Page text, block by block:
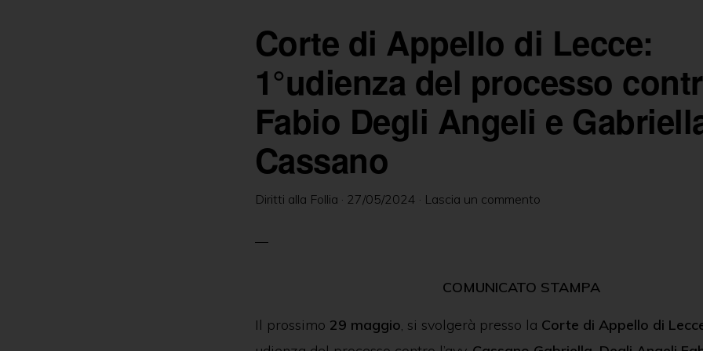
o
o
k
g
er
p
p
n
di
Corte di Appello di Lecce:
1°udienza del processo
Fabio Degli Angeli e
Cassano
Diritti alla Follia · 27/05/2024 · Lascia un commento
COMUNICATO STAMPA
Il prossimo 29 maggio, si svolgerà presso la Corte di Appello di